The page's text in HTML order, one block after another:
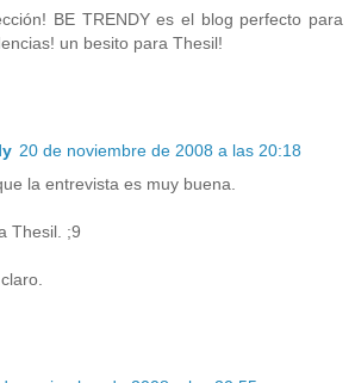
BE TRENDY es el blog perfecto para
un besito para Thesil!
20 de noviembre de 2008 a las 20:18
la entrevista es muy buena.
Thesil. ;9